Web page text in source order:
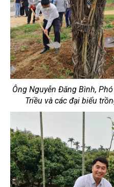
Ông Nguyễn Đăng Bình,
Triều và các đại biểu